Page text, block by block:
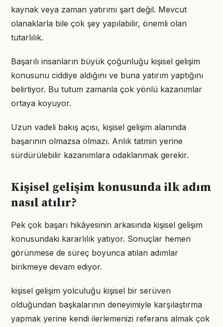
kaynak veya zaman yatırımı şart değil. Mevcut
olanaklarla bile çok şey yapılabilir, önemli olan
tutarlılık.
Başarılı insanların büyük çoğunluğu kişisel gelişim
konusunu ciddiye aldığını ve buna yatırım yaptığını
belirtiyor. Bu tutum zamanla çok yönlü kazanımlar
ortaya koyuyor.
Uzun vadeli bakış açısı, kişisel gelişim alanında
başarının olmazsa olmazı. Anlık tatmin yerine
sürdürülebilir kazanımlara odaklanmak gerekir.
Kişisel gelişim konusunda ilk adım
nasıl atılır?
Pek çok başarı hikâyesinin arkasında kişisel gelişim
konusundaki kararlılık yatıyor. Sonuçlar hemen
görünmese de süreç boyunca atılan adımlar
birikmeye devam ediyor.
kişisel gelişim yolculuğu kişisel bir serüven
olduğundan başkalarının deneyimiyle karşılaştırma
yapmak yerine kendi ilerlemenizi referans almak çok